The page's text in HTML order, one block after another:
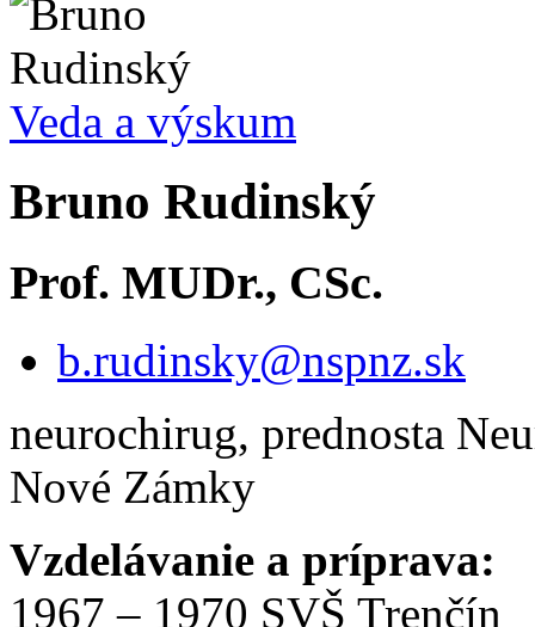
Veda a výskum
Bruno Rudinský
Prof. MUDr., CSc.
b.rudinsky@nspnz.sk
neurochirug, prednosta
Nové Zámky
Vzdelávanie a príprava:
1967 – 1970 SVŠ Trenčín